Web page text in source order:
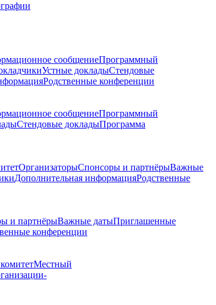
сообщениеПрограммный
Устные докладыСтендовые
Родственные конференции
сообщениеПрограммный
Стендовые докладыПрограмма
ОрганизаторыСпонсоры и партнёрыВажные
Дополнительная информацияРодственные
и партнёрыВажные датыПриглашенные
конференции
Местный